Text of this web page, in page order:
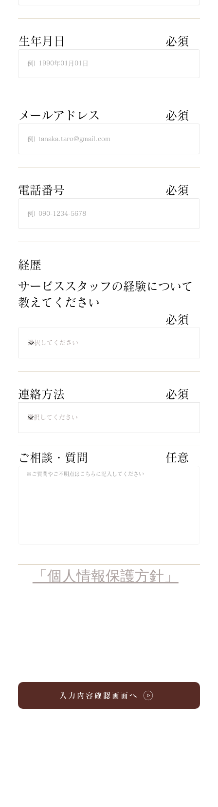
サービススタッフの経験について
教えてください
​必須​
​必須​
​必須​
​必須​
​必須​
​任意
​生年月日
​メールアドレス
​電話番号
​経歴
連絡方法
​ご相談・質問​
「個人情報保護方針」
入力内容確認画面へ